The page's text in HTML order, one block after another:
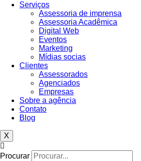
Serviços
Assessoria de imprensa
Assessoria Acadêmica
Digital Web
Eventos
Marketing
Mídias socias
Clientes
Assessorados
Agenciados
Empresas
Sobre a agência
Contato
Blog
X
Procurar